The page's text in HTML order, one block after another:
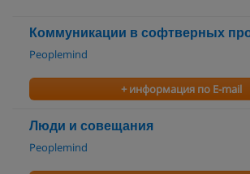
Коммуникации в софтверных
Peoplemind
+ информация по E-mail
Люди и совещания
Peoplemind